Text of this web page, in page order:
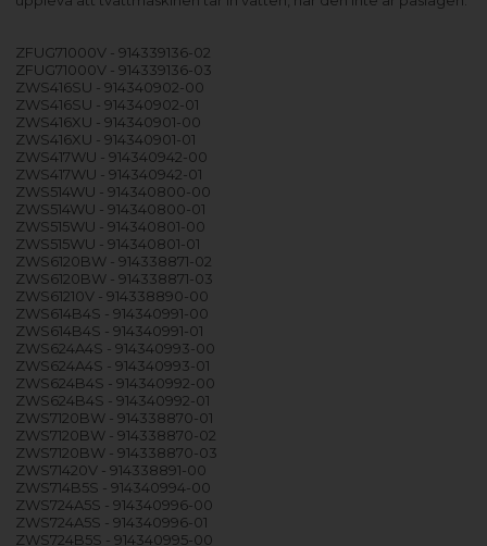
ZFUG71000V - 914339136-02
ZFUG71000V - 914339136-03
ZWS416SU - 914340902-00
ZWS416SU - 914340902-01
ZWS416XU - 914340901-00
ZWS416XU - 914340901-01
ZWS417WU - 914340942-00
ZWS417WU - 914340942-01
ZWS514WU - 914340800-00
ZWS514WU - 914340800-01
ZWS515WU - 914340801-00
ZWS515WU - 914340801-01
ZWS6120BW - 914338871-02
ZWS6120BW - 914338871-03
ZWS61210V - 914338890-00
ZWS614B4S - 914340991-00
ZWS614B4S - 914340991-01
ZWS624A4S - 914340993-00
ZWS624A4S - 914340993-01
ZWS624B4S - 914340992-00
ZWS624B4S - 914340992-01
ZWS7120BW - 914338870-01
ZWS7120BW - 914338870-02
ZWS7120BW - 914338870-03
ZWS71420V - 914338891-00
ZWS714B5S - 914340994-00
ZWS724A5S - 914340996-00
ZWS724A5S - 914340996-01
ZWS724B5S - 914340995-00